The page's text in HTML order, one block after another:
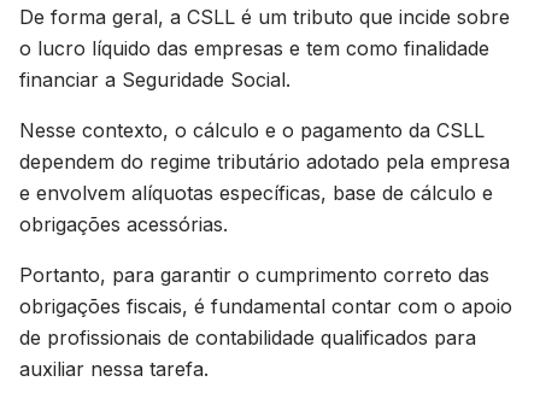
De forma geral, a CSLL é um tributo que incide sobre
o lucro líquido das empresas e tem como finalidade
financiar a Seguridade Social.
Nesse contexto, o cálculo e o pagamento da CSLL
dependem do regime tributário adotado pela empresa
e envolvem alíquotas específicas, base de cálculo e
obrigações acessórias.
Portanto, para garantir o cumprimento correto das
obrigações fiscais, é fundamental contar com o apoio
de profissionais de contabilidade qualificados para
auxiliar nessa tarefa.